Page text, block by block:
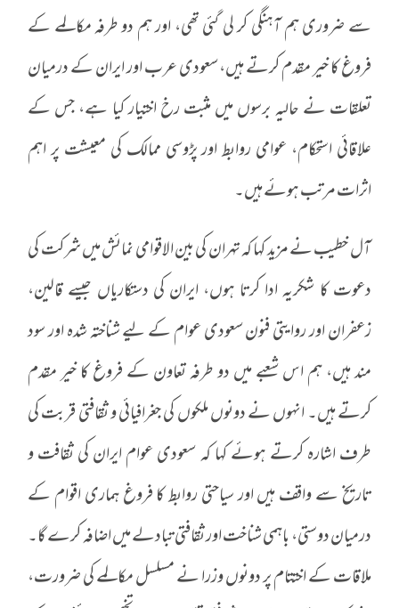
سے ضروری ہم آہنگی کر لی گئی تھی، اور ہم دو طرفہ مکالمے کے
فروغ کا خیر مقدم کرتے ہیں، سعودی عرب اور ایران کے درمیان
تعلقات نے حالیہ برسوں میں مثبت رخ اختیار کیا ہے، جس کے
علاقائی استحکام، عوامی روابط اور پڑوسی ممالک کی معیشت پر اہم
اثرات مرتب ہوئے ہیں۔
آل‌ خطیب نے مزید کہا کہ تہران کی بین الاقوامی نمائش میں شرکت کی
دعوت کا شکریہ ادا کرتا ہوں، ایران کی دستکاریاں جیسے قالین،
زعفران اور روایتی فنون سعودی عوام کے لیے شناختہ شدہ اور سود
مند ہیں، ہم اس شعبے میں دو طرفہ تعاون کے فروغ کا خیر مقدم
کرتے ہیں۔ انہوں نے دونوں ملکوں کی جغرافیائی و ثقافتی قربت کی
طرف اشارہ کرتے ہوئے کہا کہ سعودی عوام ایران کی ثقافت و
تاریخ سے واقف ہیں اور سیاحتی روابط کا فروغ ہماری اقوام کے
درمیان دوستی، باہمی شناخت اور ثقافتی تبادلے میں اضافہ کرے گا۔
ملاقات کے اختتام پر دونوں وزرا نے مسلسل مکالمے کی ضرورت،